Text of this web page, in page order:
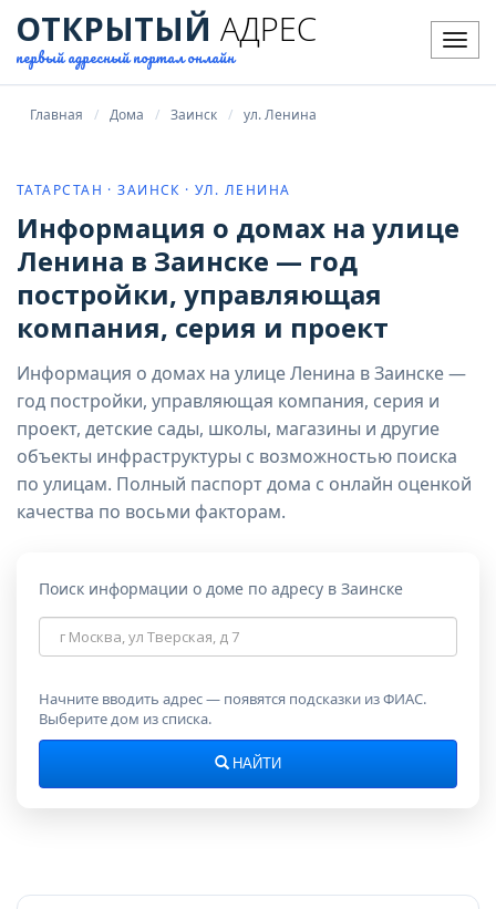
ОТКРЫТЫЙ АДРЕС
первый адресный портал онлайн
Главная Дома Заинск ул. Ленина
ТАТАРСТАН · ЗАИНСК · УЛ. ЛЕНИНА
Информация о домах на улице
Ленина в Заинске — год
постройки, управляющая
компания, серия и проект
Информация о домах на улице Ленина в Заинске —
год постройки, управляющая компания, серия и
проект, детские сады, школы, магазины и другие
объекты инфраструктуры с возможностью поиска
по улицам. Полный паспорт дома с онлайн оценкой
качества по восьми факторам.
Поиск информации о доме по адресу в Заинске
Адрес
дома
Начните вводить адрес — появятся подсказки из ФИАС.
Выберите дом из списка.
НАЙТИ